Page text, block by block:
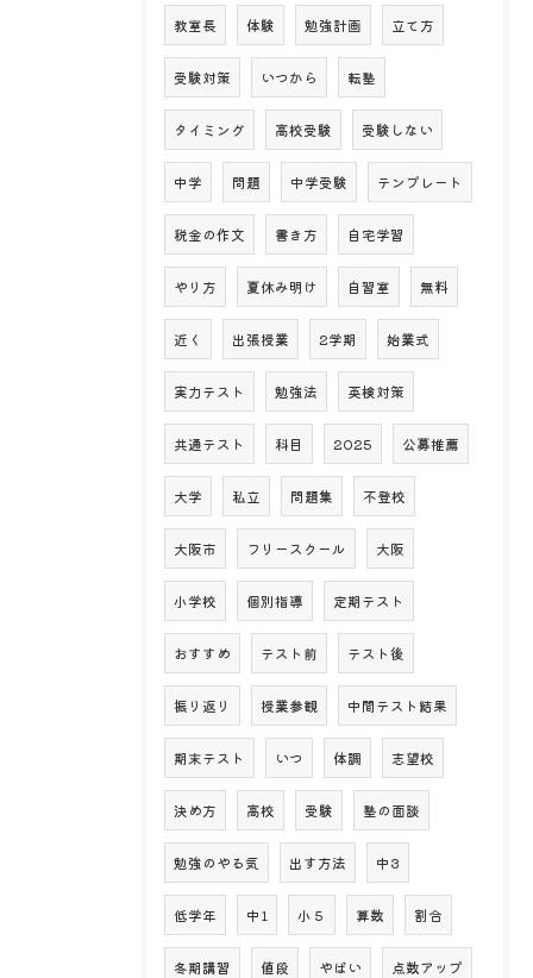
教室長 体験 勉強計画 立て方
受験対策 いつから 転塾
タイミング 高校受験 受験しない
中学 問題 中学受験 テンプレート
税金の作文 書き方 自宅学習
やり方 夏休み明け 自習室 無料
近く 出張授業 2学期 始業式
実力テスト 勉強法 英検対策
共通テスト 科目 2025 公募推薦
大学 私立 問題集 不登校
大阪市 フリースクール 大阪
小学校 個別指導 定期テスト
おすすめ テスト前 テスト後
振り返り 授業参観 中間テスト結果
期末テスト いつ 体調 志望校
決め方 高校 受験 塾の面談
勉強のやる気 出す方法 中3
低学年 中1 小５ 算数 割合
冬期講習 値段 やばい 点数アップ